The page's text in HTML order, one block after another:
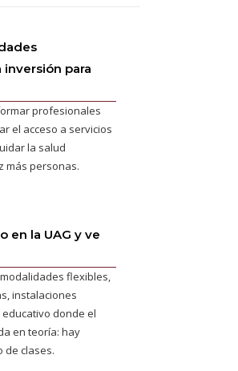
para
profesionales
el acceso a servicios
la salud
más personas.
en la UAG y ve
flexibles,
instalaciones
donde el
en teoría: hay
de clases.